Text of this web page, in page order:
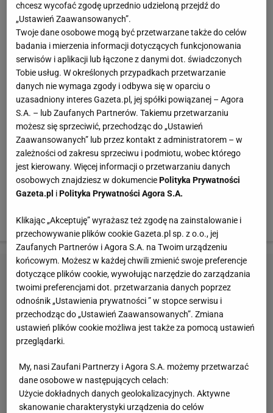
Żona Koke to pochodząca z Hiszpanii, 29-letnia
blogerka. Beatriz Espejel od najmłodszych lat stawia
na wykształcenie i karierę naukową. Na co dzień
prowadzi swoją stronę internetową, która porusza
tematykę fitnessu, mody, urody oraz wystroju wnętrz.
chcesz wycofać zgodę uprzednio udzieloną przejdź do
„Ustawień Zaawansowanych”.
Twoje dane osobowe mogą być przetwarzane także do celów
badania i mierzenia informacji dotyczących funkcjonowania
serwisów i aplikacji lub łączone z danymi dot. świadczonych
Tobie usług. W określonych przypadkach przetwarzanie
danych nie wymaga zgody i odbywa się w oparciu o
uzasadniony interes Gazeta.pl, jej spółki powiązanej – Agora
S.A. – lub Zaufanych Partnerów. Takiemu przetwarzaniu
możesz się sprzeciwić, przechodząc do „Ustawień
Zaawansowanych” lub przez kontakt z administratorem – w
zależności od zakresu sprzeciwu i podmiotu, wobec którego
jest kierowany. Więcej informacji o przetwarzaniu danych
osobowych znajdziesz w dokumenciePolityka Prywatności
Gazeta.pl iPolityka Prywatności Agora S.A.
Klikając „Akceptuję” wyrażasz też zgodę na zainstalowanie i
przechowywanie plików cookie Gazeta.pl sp. z o.o., jej
Zaufanych Partnerów i Agora S.A. na Twoim urządzeniu
końcowym. Możesz w każdej chwili zmienić swoje preferencje
dotyczące plików cookie, wywołując narzędzie do zarządzania
twoimi preferencjami dot. przetwarzania danych poprzez
odnośnik „Ustawienia prywatności ” w stopce serwisu i
przechodząc do „Ustawień Zaawansowanych”. Zmiana
ustawień plików cookie możliwa jest także za pomocą ustawień
przeglądarki.
My, nasi Zaufani Partnerzy i Agora S.A. możemy przetwarzać
dane osobowe w następujących celach:
Użycie dokładnych danych geolokalizacyjnych. Aktywne
skanowanie charakterystyki urządzenia do celów